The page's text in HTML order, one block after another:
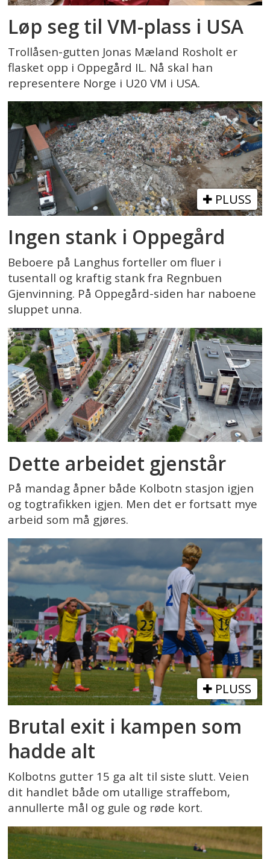
Løp seg til VM-plass i USA
Trollåsen-gutten Jonas Mæland Rosholt er
flasket opp i Oppegård IL. Nå skal han
representere Norge i U20 VM i USA.
PLUSS
Ingen stank i Oppegård
Beboere på Langhus forteller om fluer i
tusentall og kraftig stank fra Regnbuen
Gjenvinning. På Oppegård-siden har naboene
sluppet unna.
Dette arbeidet gjenstår
På mandag åpner både Kolbotn stasjon igjen
og togtrafikken igjen. Men det er fortsatt mye
arbeid som må gjøres.
PLUSS
Brutal exit i kampen som
hadde alt
Kolbotns gutter 15 ga alt til siste slutt. Veien
dit handlet både om utallige straffebom,
annullerte mål og gule og røde kort.